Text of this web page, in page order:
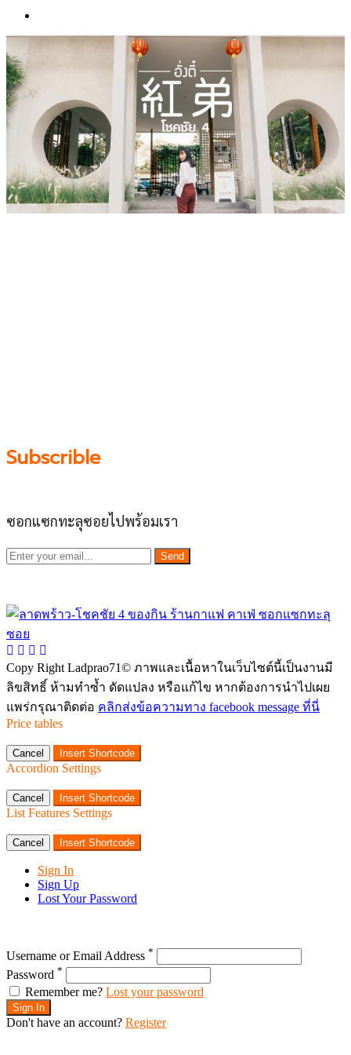
Subscrible
ซอกแซกทะลุซอยไปพร้อมเรา
Send
Copy Right Ladprao71© ภาพและเนื้อหาในเว็บไซต์นี้เป็นงานมี
ลิขสิทธิ์ ห้ามทำซ้ำ ดัดแปลง หรือแก้ไข หากต้องการนำไปเผย
แพร่กรุณาติดต่อ คลิกส่งข้อความทาง facebook message ที่นี่
Price tables
Cancel Insert Shortcode
Accordion Settings
Cancel Insert Shortcode
List Features Settings
Cancel Insert Shortcode
Sign In
Sign Up
Lost Your Password
Username or Email Address *
Password *
Remember me? Lost your password
Sign In
Don't have an account? Register